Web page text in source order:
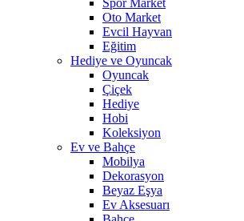
Spor Market
Oto Market
Evcil Hayvan
Eğitim
Hediye ve Oyuncak
Oyuncak
Çiçek
Hediye
Hobi
Koleksiyon
Ev ve Bahçe
Mobilya
Dekorasyon
Beyaz Eşya
Ev Aksesuarı